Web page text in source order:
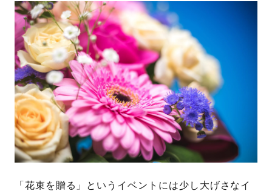
「花束を贈る」というイベントには少し大げさなイ